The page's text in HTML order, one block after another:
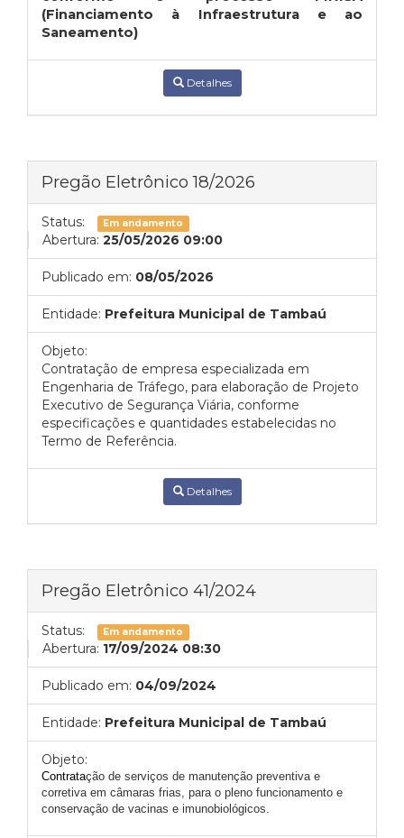
(Financiamento à Infraestrutura e ao
Saneamento)
Detalhes
Pregão Eletrônico 18/2026
Status: Em andamento
Abertura: 25/05/2026 09:00
Publicado em: 08/05/2026
Entidade: Prefeitura Municipal de Tambaú
Objeto:
Contratação de empresa especializada em
Engenharia de Tráfego, para elaboração de Projeto
Executivo de Segurança Viária, conforme
especificações e quantidades estabelecidas no
Termo de Referência.
Detalhes
Pregão Eletrônico 41/2024
Status: Em andamento
Abertura: 17/09/2024 08:30
Publicado em: 04/09/2024
Entidade: Prefeitura Municipal de Tambaú
Objeto:
Contratação de serviços de manutenção preventiva e
corretiva em câmaras frias, para o pleno funcionamento e
conservação de vacinas e imunobiológicos.